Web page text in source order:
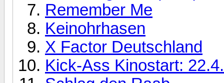
Remember Me
Keinohrhasen
X Factor Deutschland
Kick-Ass Kinostart: 22.4.